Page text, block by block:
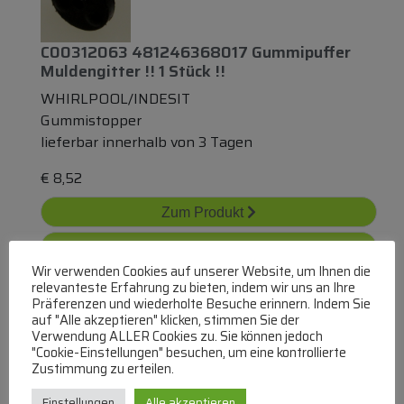
C00312063 481246368017 Gummipuffer
Muldengitter !! 1 Stück !!
WHIRLPOOL/INDESIT
Gummistopper
lieferbar innerhalb von 3 Tagen
€ 8,52
Zum Produkt
Wir verwenden Cookies auf unserer Website, um Ihnen die
relevanteste Erfahrung zu bieten, indem wir uns an Ihre
Präferenzen und wiederholte Besuche erinnern. Indem Sie
auf "Alle akzeptieren" klicken, stimmen Sie der
Verwendung ALLER Cookies zu. Sie können jedoch
"Cookie-Einstellungen" besuchen, um eine kontrollierte
Zustimmung zu erteilen.